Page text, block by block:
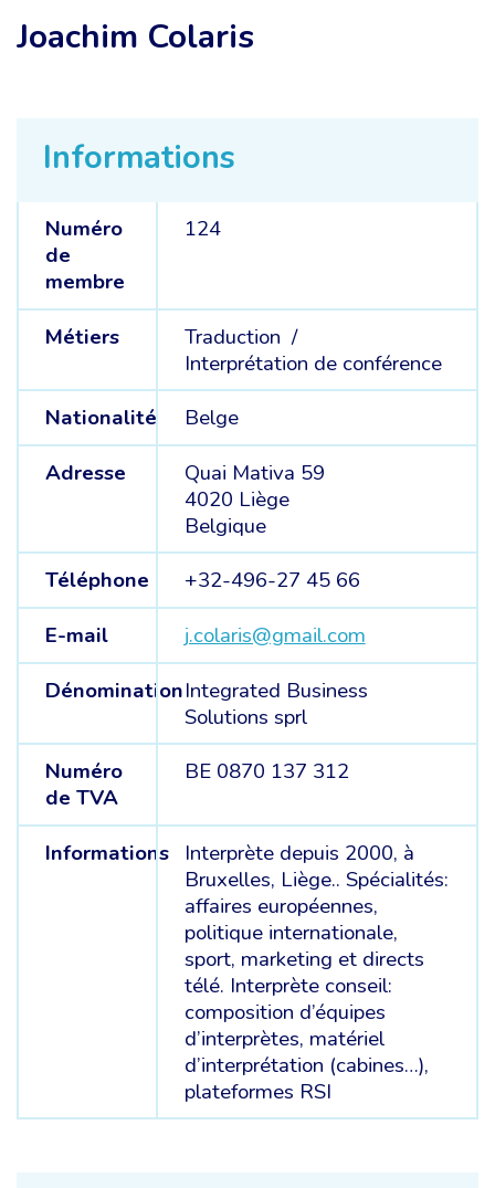
Informations
Numéro
de
membre
124
Métiers
Traduction /
Interprétation de conférence
Nationalité
Belge
Adresse
Quai Mativa 59
4020 Liège
Belgique
Téléphone
+32-496-27 45 66
E-mail
j.colaris@gmail.com
DénominationIntegrated Business
Solutions sprl
Numéro
de TVA
BE 0870 137 312
Informations
Interprète depuis 2000, à
Bruxelles, Liège.. Spécialités:
affaires européennes,
politique internationale,
sport, marketing et directs
télé. Interprète conseil:
composition d’équipes
d’interprètes, matériel
d’interprétation (cabines…),
plateformes RSI
Joachim Colaris